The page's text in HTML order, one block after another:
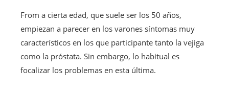
From a cierta edad, que suele ser los 50 años,
empiezan a parecer en los varones síntomas muy
característicos en los que participante tanto la vejiga
como la próstata. Sin embargo, lo habitual es
focalizar los problemas en esta última.